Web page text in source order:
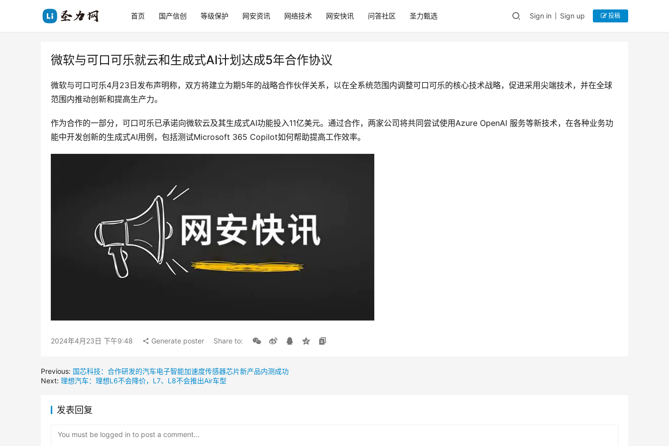
首页 国产信创 等级保护 网安资讯 网络技术 网安快讯 问答社区 圣力甄选 Sign in Sign up 投稿
微软与可口可乐就云和生成式AI计划达成5年合作协议
微软与可口可乐4月23日发布声明称，双方将建立为期5年的战略合作伙伴关系，以在全系统范围内调整可口可乐的核心技术战略，促进采用尖端技术，并在全球
范围内推动创新和提高生产力。
作为合作的一部分，可口可乐已承诺向微软云及其生成式AI功能投入11亿美元。通过合作，两家公司将共同尝试使用Azure OpenAI 服务等新技术，在各种业务功
能中开发创新的生成式AI用例，包括测试Microsoft 365 Copilot如何帮助提高工作效率。
2024年4月23日 下午9:48 Generate poster Share to:
Previous: 国芯科技：合作研发的汽车电子智能加速度传感器芯片新产品内测成功
Next: 理想汽车：理想L6不会降价，L7、L8不会推出Air车型
发表回复
You must be logged in to post a comment...